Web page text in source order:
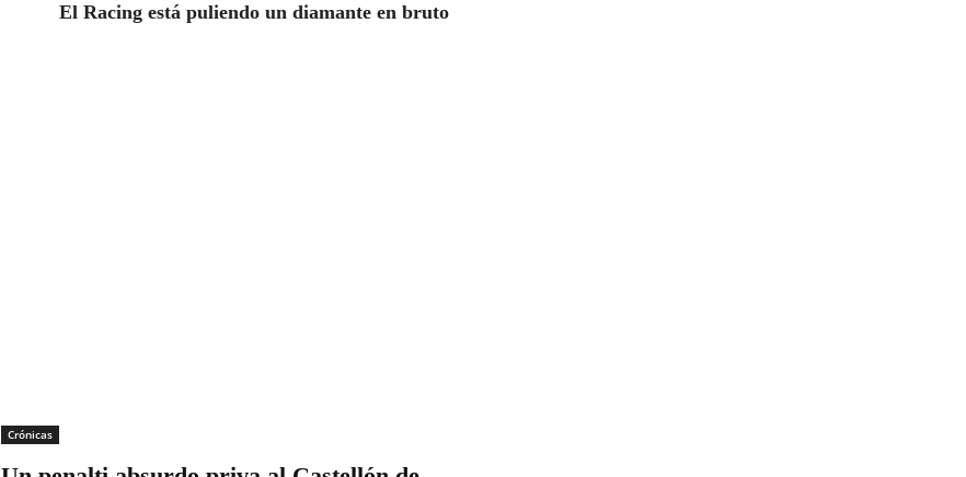
El Racing está puliendo un diamante en bruto
Crónicas